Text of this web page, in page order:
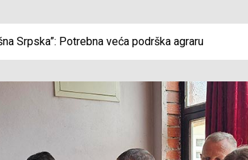
Srpska”: Potrebna veća podrška agraru